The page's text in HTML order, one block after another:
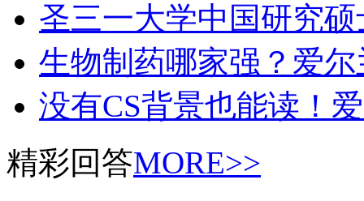
圣三一大学中国研究
生物制药哪家强？爱
没有CS背景也能读！
精彩回答MORE>>